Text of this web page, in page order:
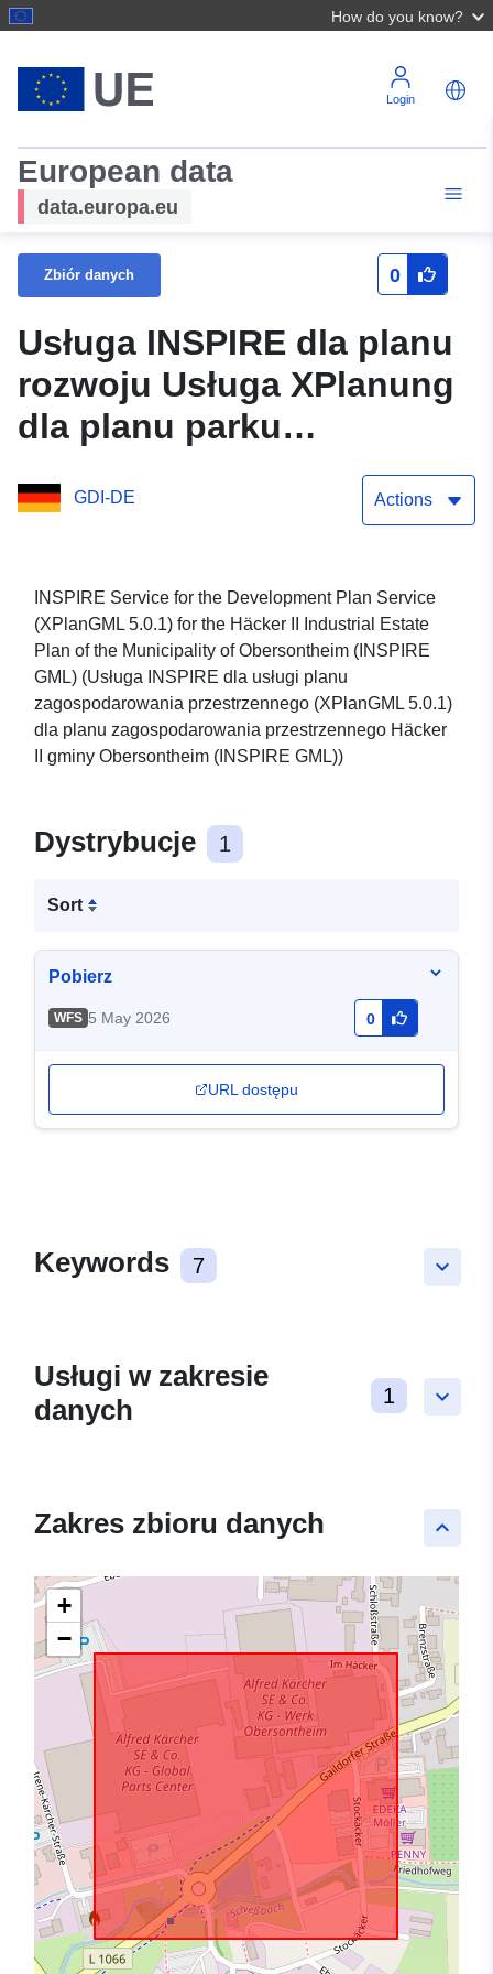
How do you know?
Login
European data
data.europa.eu
Zbiór danych 0
Usługa INSPIRE dla planu
rozwoju Usługa XPlanung
dla planu parku
przemysłowego Häcker II
(XPlanGML 5.0.1) (INSPIRE
GDI-DE Actions
INSPIRE Service for the Development Plan Service
(XPlanGML 5.0.1) for the Häcker II Industrial Estate
Plan of the Municipality of Obersontheim (INSPIRE
GML) (Usługa INSPIRE dla usługi planu
zagospodarowania przestrzennego (XPlanGML 5.0.1)
dla planu zagospodarowania przestrzennego Häcker
II gminy Obersontheim (INSPIRE GML))
Dystrybucje 1
Sort
Pobierz
WFS 5 May 2026 0
URL dostępu
keyboard_arrow_down
Keywords 7
keyboard_arrow_down
Usługi w zakresie
danych
1
keyboard_arrow_up
Zakres zbioru danych
+
−